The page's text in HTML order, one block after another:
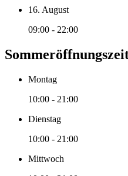
16. August
09:00 - 22:00
Montag
10:00 - 21:00
Dienstag
10:00 - 21:00
Mittwoch